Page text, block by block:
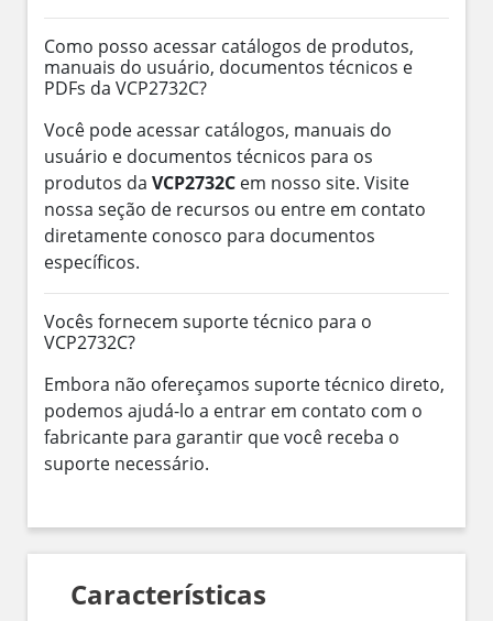
Como posso acessar catálogos de produtos,
manuais do usuário, documentos técnicos e
PDFs da VCP2732C?
Você pode acessar catálogos, manuais do
usuário e documentos técnicos para os
produtos da VCP2732C em nosso site. Visite
nossa seção de recursos ou entre em contato
diretamente conosco para documentos
específicos.
Vocês fornecem suporte técnico para o
VCP2732C?
Embora não ofereçamos suporte técnico direto,
podemos ajudá-lo a entrar em contato com o
fabricante para garantir que você receba o
suporte necessário.
Características